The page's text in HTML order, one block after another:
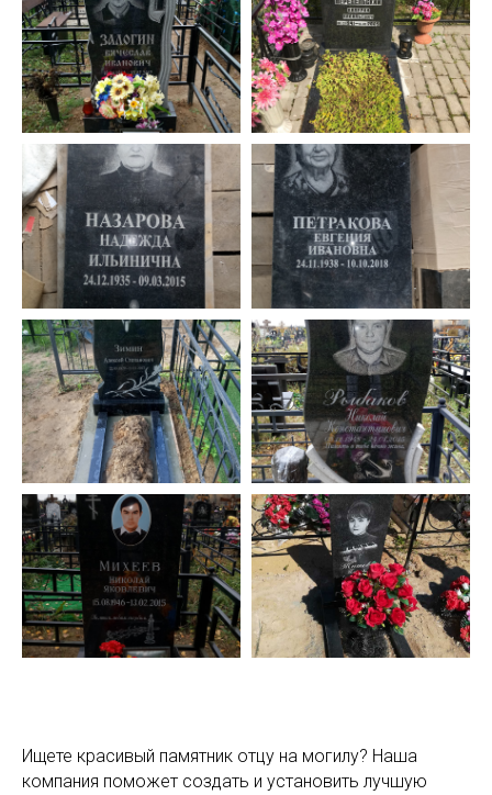
Ищете красивый памятник отцу на могилу? Наша
компания поможет создать и установить лучшую